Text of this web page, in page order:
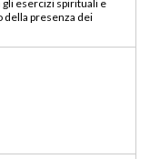
dal 26 agosto al 3
sulla riorganizzazione